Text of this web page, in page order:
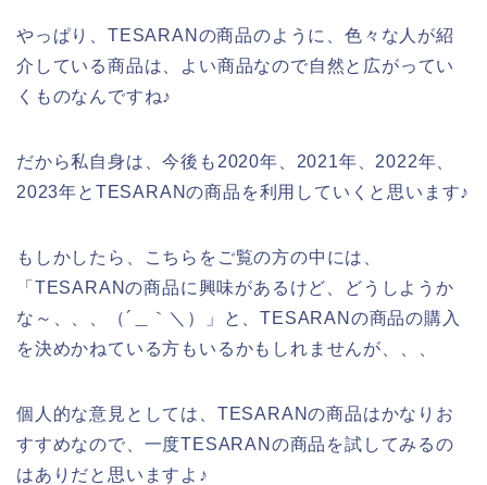
やっぱり、TESARANの商品のように、色々な人が紹
介している商品は、よい商品なので自然と広がってい
くものなんですね♪
だから私自身は、今後も2020年、2021年、2022年、
2023年とTESARANの商品を利用していくと思います♪
もしかしたら、こちらをご覧の方の中には、
「TESARANの商品に興味があるけど、どうしようか
な～、、、（´＿｀＼）」と、TESARANの商品の購入
を決めかねている方もいるかもしれませんが、、、
個人的な意見としては、TESARANの商品はかなりお
すすめなので、一度TESARANの商品を試してみるの
はありだと思いますよ♪